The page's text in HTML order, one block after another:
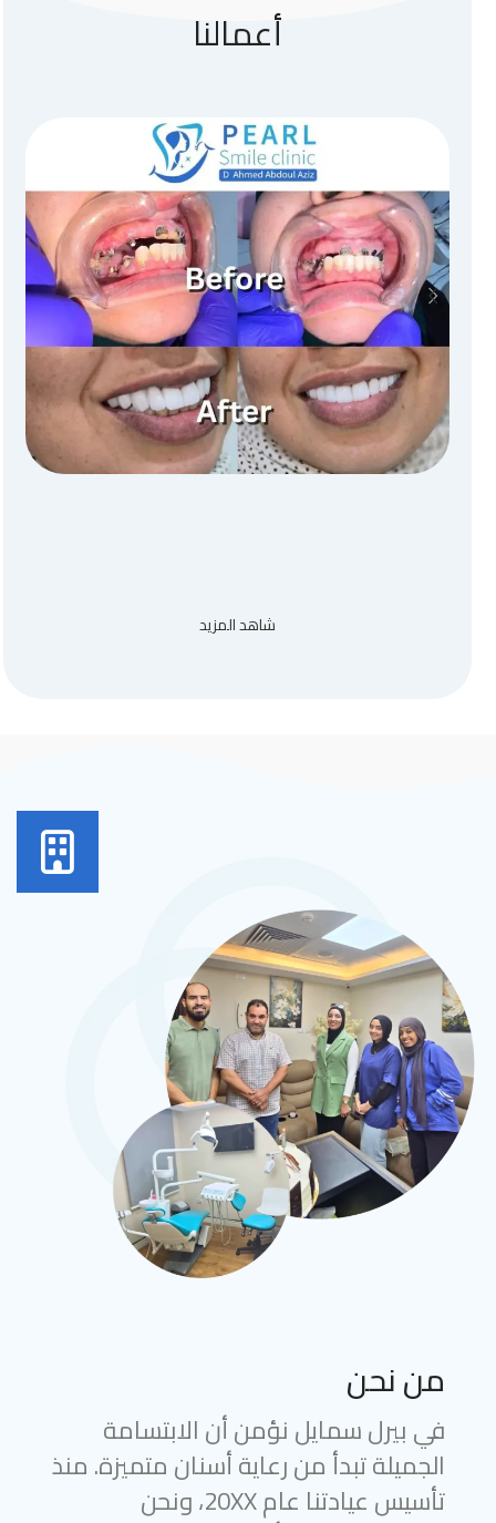
أعمالنا
شاهد المزيد
من نحن
في بيرل سمايل نؤمن أن الابتسامة
الجميلة تبدأ من رعاية أسنان متميزة. منذ
تأسيس عيادتنا عام 20XX، ونحن